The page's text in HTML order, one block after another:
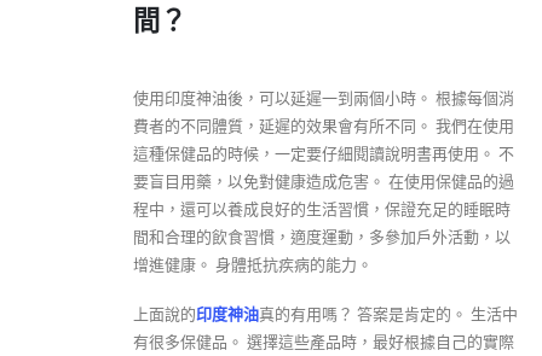
間？
使用印度神油後，可以延遲一到兩個小時。 根據每個消
費者的不同體質，延遲的效果會有所不同。 我們在使用
這種保健品的時候，一定要仔細閱讀說明書再使用。 不
要盲目用藥，以免對健康造成危害。 在使用保健品的過
程中，還可以養成良好的生活習慣，保證充足的睡眠時
間和合理的飲食習慣，適度運動，多參加戶外活動，以
增進健康。 身體抵抗疾病的能力。
上面說的印度神油真的有用嗎？ 答案是肯定的。 生活中
有很多保健品。 選擇這些產品時，最好根據自己的實際